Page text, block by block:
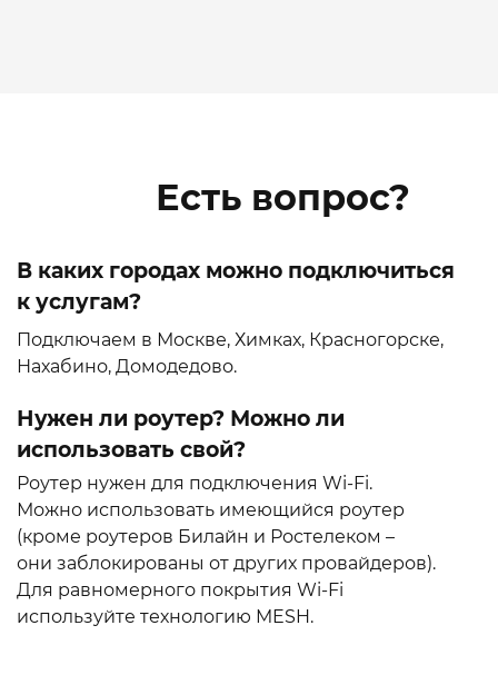
В каких городах можно подключиться
к услугам?
Подключаем в Москве, Химках, Красногорске,
Нахабино, Домодедово.
Роутер нужен для подключения Wi-Fi.
Можно использовать имеющийся роутер
(кроме роутеров Билайн и Ростелеком –
они заблокированы от других провайдеров).
Для равномерного покрытия Wi-Fi
используйте технологию MESH.
Нужен ли роутер? Можно ли
использовать свой?
Есть вопрос?